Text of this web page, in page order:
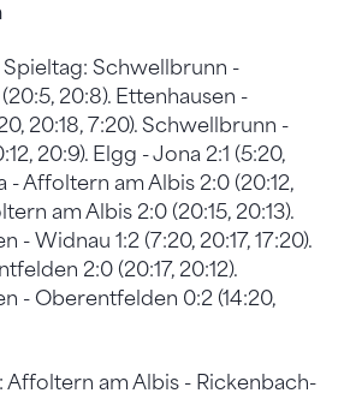
Spieltag: Schwellbrunn -
20:8). Ettenhausen -
20:18, 7:20). Schwellbrunn -
20:9). Elgg - Jona 2:1 (5:20,
- Affoltern am Albis 2:0 (20:12,
am Albis 2:0 (20:15, 20:13).
- Widnau 1:2 (7:20, 20:17, 17:20).
2:0 (20:17, 20:12).
- Oberentfelden 0:2 (14:20,
Affoltern am Albis - Rickenbach-